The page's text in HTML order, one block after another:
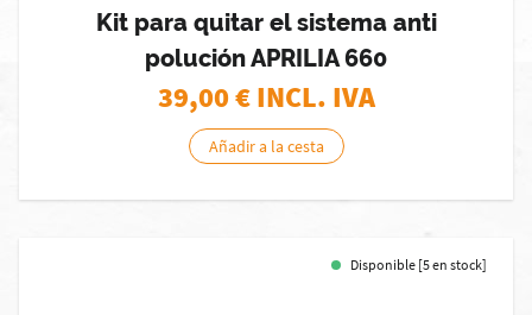
Kit para quitar el sistema anti
polución APRILIA 660
39,00€ INCL. IVA
Añadir a la cesta
Disponible [5 en stock]